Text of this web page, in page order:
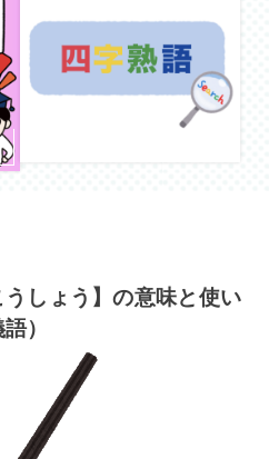
しょう】の意味と使い
）